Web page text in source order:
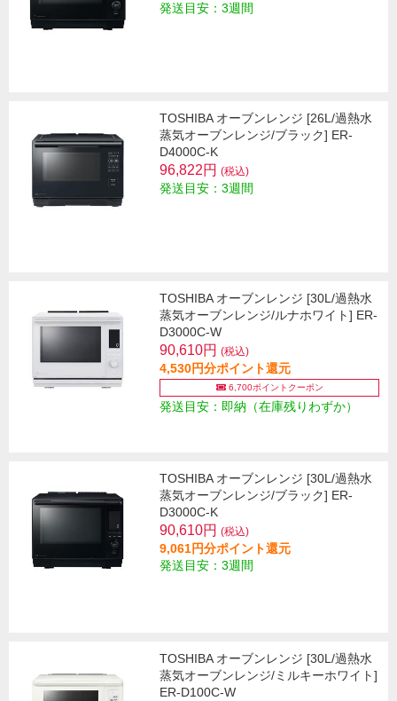
発送目安：3週間
TOSHIBA オーブンレンジ [26L/過熱水
蒸気オーブンレンジ/ブラック] ER-
D4000C-K
96,822円 (税込)
発送目安：3週間
TOSHIBA オーブンレンジ [30L/過熱水
蒸気オーブンレンジ/ルナホワイト] ER-
D3000C-W
90,610円 (税込)
4,530円分ポイント還元
6,700ポイントクーポン
発送目安：即納（在庫残りわずか）
TOSHIBA オーブンレンジ [30L/過熱水
蒸気オーブンレンジ/ブラック] ER-
D3000C-K
90,610円 (税込)
9,061円分ポイント還元
発送目安：3週間
TOSHIBA オーブンレンジ [30L/過熱水
蒸気オーブンレンジ/ミルキーホワイト]
ER-D100C-W